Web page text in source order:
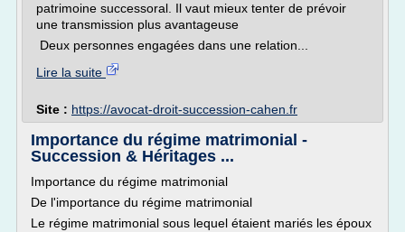
patrimoine successoral. Il vaut mieux tenter de prévoir
une transmission plus avantageuse
Deux personnes engagées dans une relation...
Lire la suite
Site : https://avocat-droit-succession-cahen.fr
Importance du régime matrimonial -
Succession & Héritages ...
Importance du régime matrimonial
De l'importance du régime matrimonial
Le régime matrimonial sous lequel étaient mariés les époux